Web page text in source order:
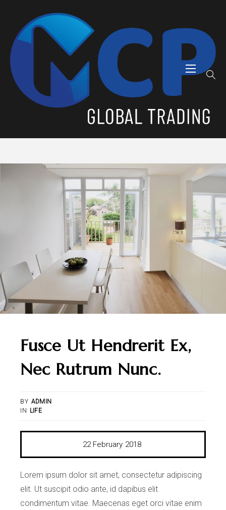
Fusce Ut Hendrerit Ex,
Nec Rutrum Nunc.
BY ADMIN
IN LIFE
22 February 2018
Lorem ipsum dolor sit amet, consectetur adipiscing
elit. Ut suscipit odio ante, id dapibus elit
condimentum vitae. Maecenas eget orci vitae enim